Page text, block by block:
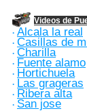
Videos de
· Alcala la real
· Casillas de
· Charilla
· Fuente alamo
· Hortichuela
· Las grageras
· Ribera alta
· San jose